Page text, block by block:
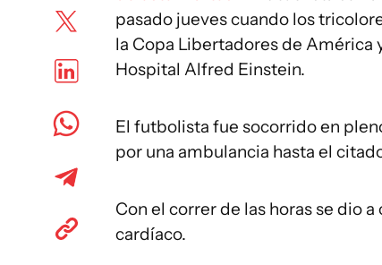
pasado jueves cuando los
la Copa Libertadores de América
Hospital Alfred Einstein.
El futbolista fue socorrido en
por una ambulancia hasta el
Con el correr de las horas se dio
cardíaco.